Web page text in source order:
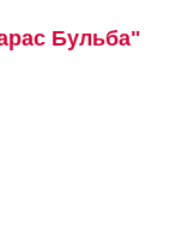
Бульба"